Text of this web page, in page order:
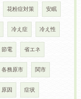
花粉症対策 安眠
冷え症 冷え性
節電 省エネ
各務原市 関市
原因 症状